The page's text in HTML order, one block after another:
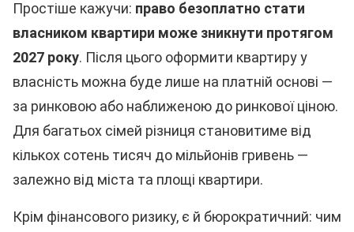
Простіше кажучи: право безоплатно стати
власником квартири може зникнути протягом
2027 року. Після цього оформити квартиру у
власність можна буде лише на платній основі —
за ринковою або наближеною до ринкової ціною.
Для багатьох сімей різниця становитиме від
кількох сотень тисяч до мільйонів гривень —
залежно від міста та площі квартири.
Крім фінансового ризику, є й бюрократичний: чим